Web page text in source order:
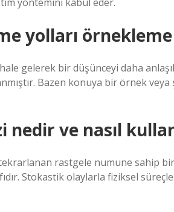
yolları
gelerek bir düşünceyi daha
Bazen konuya bir örnek
ve nasıl
rastgele numune sahip
Stokastik olaylarla fiziksel